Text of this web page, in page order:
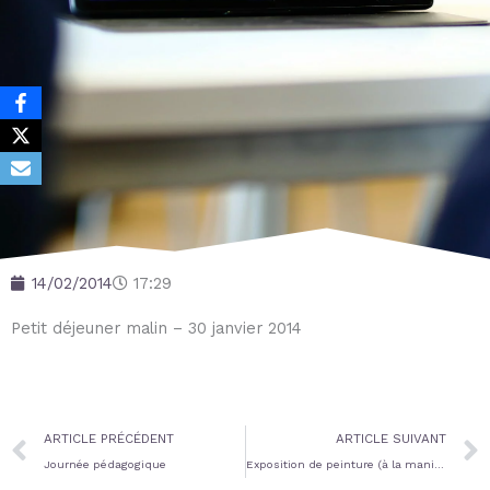
14/02/2014 17:29
Petit déjeuner malin – 30 janvier 2014
Prev
ARTICLE PRÉCÉDENT
Journée pédagogique
ARTICLE SUIVANT